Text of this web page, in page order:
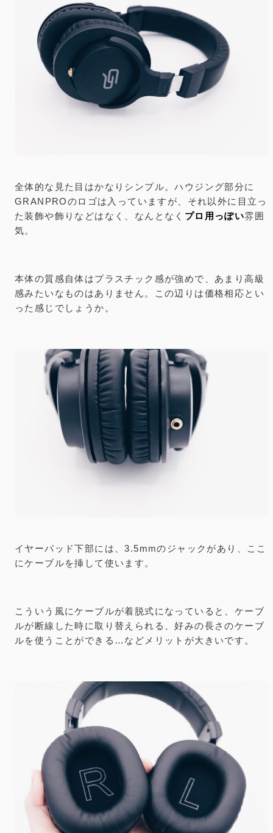
全体的な見た目はかなりシンプル。ハウジング部分に
GRANPROのロゴは入っていますが、それ以外に目立っ
た装飾や飾りなどはなく、なんとなく プロ用っぽい雰囲
気。
本体の質感自体はプラスチック感が強めで、あまり高級
感みたいなものはありません。この辺りは価格相応とい
った感じでしょうか。
イヤーパッド下部には、3.5mmのジャックがあり、ここ
にケーブルを挿して使います。
こういう風にケーブルが着脱式になっていると、ケーブ
ルが断線した時に取り替えられる、好みの長さのケーブ
ルを使うことができる…などメリットが大きいです。